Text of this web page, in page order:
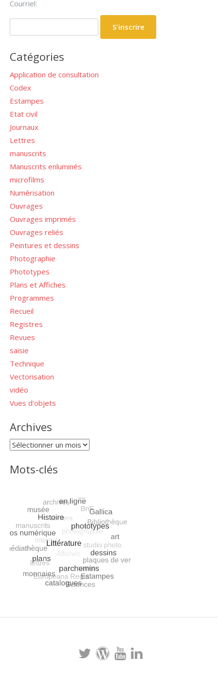
Courriel:
Catégories
Application de consultation
Codex
Estampes
Etat civil
Journaux
Lettres
manuscrits
Manuscrits enluminés
microfilms
Numérisation
Ouvrages
Ouvrages imprimés
Ouvrages reliés
Peintures et dessins
Photographie
Phototypes
Plans et Affiches
Programmes
Recueil
Registres
Revues
saisie
Technique
Vectorisation
vidéo
Vues d'objets
Archives
Archives
Mots-clés